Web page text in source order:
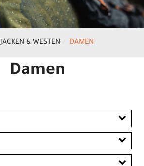
JACKEN & WESTEN DAMEN
Damen
CHF